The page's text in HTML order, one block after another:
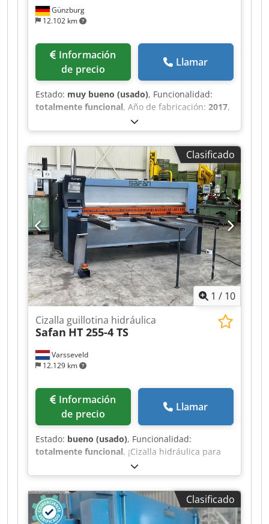
Günzburg
12.102 km
de precio
Llamar
Estado: muy bueno (usado), Funcionalidad:
totalmente funcional, Año de fabricación: 2017,
Ancho de chapa: 2050 mm Espesor de chapa: 4
mm Carrera: 41 mm/min Dksdpfjzbarnox Acqjr
Altura de mesa: 850 mm Peso de la máquina
aprox.: 2.900 kg Dimensiones: 2700 x 2200 x 1400
mm
Clasificado
1 / 10
Varsseveld
12.129 km
Cizalla guillotina hidráulica
Safan HT 255-4 TS
de precio
Llamar
Estado: bueno (usado), Funcionalidad:
totalmente funcional, ¡Cizalla hidráulica para
chapa Safan HT 255-4 TS en un estado único! ¡La
mesa de trabajo apenas muestra signos de uso
por las chapas procesadas! Capacidad: 4 mm en
2550 mm Manejo sencillo, tope trasero preciso
con ajuste digital. Dkedpfxoy Ulias Acqer
Clasificado